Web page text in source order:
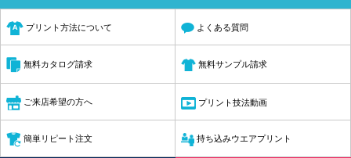
プリント方法について よくある質問
無料カタログ請求 無料サンプル請求
ご来店希望の方へ プリント技法動画
簡単リピート注文 持ち込みウエアプリント